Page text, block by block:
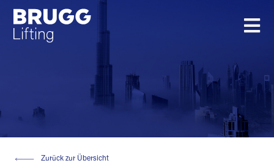
Zurück zur Übersicht